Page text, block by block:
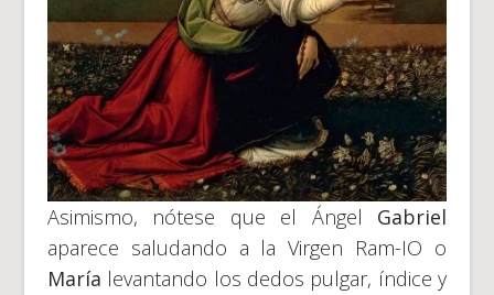
Asimismo, nótese que el Ángel Gabriel
aparece saludando a la Virgen Ram-IO o
María levantando los dedos pulgar, índice y